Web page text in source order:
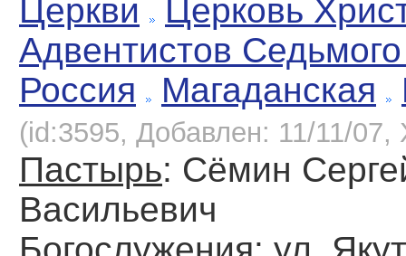
Церкви
Церковь
Адвентистов
Россия
Магаданская
(id:3595, Добавлен: 11/11/07,
Пастырь: Сёмин
Васильевич